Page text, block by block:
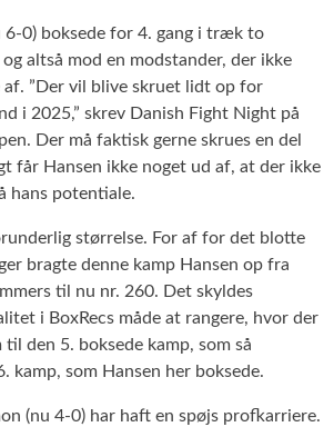
6-0) boksede for 4. gang i træk to
altså mod en modstander, der ikke
af. ”Der vil blive skruet lidt op for
i 2025,” skrev Danish Fight Night på
Der må faktisk gerne skrues en del
får Hansen ikke noget ud af, at der ikke
hans potentiale.
størrelse. For af for det blotte
bragte denne kamp Hansen op fra
til nu nr. 260. Det skyldes
i BoxRecs måde at rangere, hvor der
den 5. boksede kamp, som så
kamp, som Hansen her boksede.
(nu 4-0) har haft en spøjs profkarriere.